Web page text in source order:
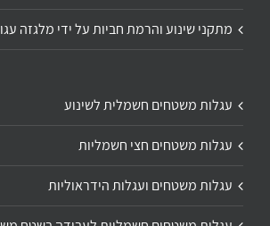
מתקני שינוע והרמת חביות על ידי מלגזה
עגלות משטחים חשמלית לשינוע
עגלות משטחים חצי חשמליות
עגלות משטחים ועגלות הידראוליות